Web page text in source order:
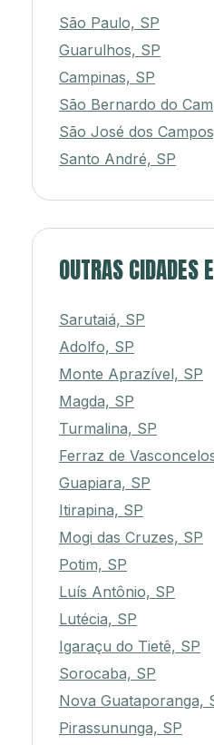
São Paulo, SP
Guarulhos, SP
Campinas, SP
São Bernardo do
São José dos
Santo André, SP
OUTRAS CIDADES
Sarutaiá, SP
Adolfo, SP
Monte Aprazível, SP
Magda, SP
Turmalina, SP
Ferraz de
Guapiara, SP
Itirapina, SP
Mogi das Cruzes, SP
Potim, SP
Luís Antônio, SP
Lutécia, SP
Igaraçu do Tietê, SP
Sorocaba, SP
Nova Guataporanga,
Pirassununga, SP